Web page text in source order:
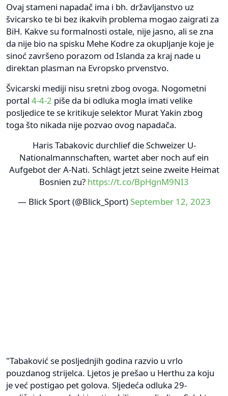
Ovaj stameni napadač ima i bh. državljanstvo uz
švicarsko te bi bez ikakvih problema mogao zaigrati za
BiH. Kakve su formalnosti ostale, nije jasno, ali se zna
da nije bio na spisku Mehe Kodre za okupljanje koje je
sinoć završeno porazom od Islanda za kraj nade u
direktan plasman na Evropsko prvenstvo.
Švicarski mediji nisu sretni zbog ovoga. Nogometni
portal 4-4-2 piše da bi odluka mogla imati velike
posljedice te se kritikuje selektor Murat Yakin zbog
toga što nikada nije pozvao ovog napadača.
Haris Tabakovic durchlief die Schweizer U-
Nationalmannschaften, wartet aber noch auf ein
Aufgebot der A-Nati. Schlägt jetzt seine zweite Heimat
Bosnien zu? https://t.co/BpHgnM9NI3
— Blick Sport (@Blick_Sport) September 12, 2023
"Tabaković se posljednjih godina razvio u vrlo
pouzdanog strijelca. Ljetos je prešao u Herthu za koju
je već postigao pet golova. Sljedeća odluka 29-